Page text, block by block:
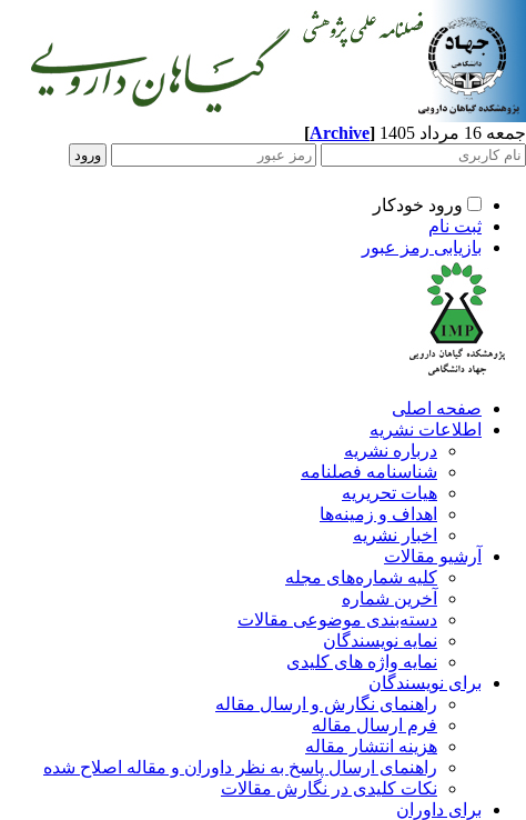
جمعه 16 مرداد 1405 [Archive]
ورود خودکار
ثبت نام
بازیابی رمز عبور
صفحه اصلی
اطلاعات نشریه
درباره نشریه
شناسنامه فصلنامه
هیات تحریریه
اهداف و زمینه‌ها
اخبار نشریه
آرشیو مقالات
کلیه شماره‌های مجله
آخرین شماره
دسته‌بندی موضوعی مقالات
نمایه نویسندگان
نمایه واژه های کلیدی
برای نویسندگان
راهنمای نگارش و ارسال مقاله
فرم ارسال مقاله
هزینه انتشار مقاله
راهنمای ارسال پاسخ به نظر داوران و مقاله اصلاح شده
نکات کلیدی در نگارش مقالات
برای داوران